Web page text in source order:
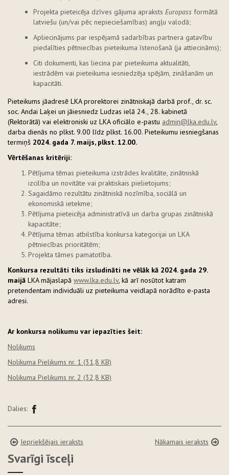
Projekta pieteicēja dzīves gājuma apraksts Europass formātā
latviešu (un/vai pēc nepieciešamības) angļu valodā;
Apliecinājums par iespējamā sadarbības partnera gatavību
piedalīties pētniecības pieteikuma īstenošanā (ja attiecināms);
Citi dokumenti, kas liecina par pieteikuma aktualitāti,
iestrādēm vai pieteikuma iesniedzēja spējām, zināšanām un
kapacitāti.
Pieteikums jāadresē LKA prorektorei zinātniskajā darbā prof., dr. sc.
soc. Andai Laķei un jāiesniedz Ludzas ielā 24., 28. kabinetā
(Rektorātā) vai elektroniski uz LKA oficiālo e-pastu admin@lka.edu.lv,
darba dienās no plkst. 9.00 līdz plkst. 16.00. Pieteikumu iesniegšanas
termiņš 2024. gada 7. maijs, plkst. 12.00.
Vērtēšanas kritēriji:
Pētījuma tēmas pieteikuma izstrādes kvalitāte, zinātniskā
izcilība un novitāte vai praktiskais pielietojums;
Sagaidāmo rezultātu zinātniskā nozīmība, sociālā un
ekonomiskā ietekme;
Pētījuma pieteicēja administratīvā un darba grupas zinātniskā
kapacitāte;
Pētījuma tēmas atbilstība konkursa kategorijai un LKA
pētniecības prioritātēm;
Projekta tāmes pamatotība.
Konkursa rezultāti tiks izsludināti ne vēlāk kā 2024. gada 29.
maijā LKA mājaslapā www.lka.edu.lv, kā arī nosūtot katram
pretendentam individuāli uz pieteikuma veidlapā norādīto e-pasta
adresi.
Ar konkursa nolikumu var iepazīties šeit:
Nolikums
Nolikuma Pielikums nr. 1 (31,8 KB)
Nolikuma Pielikums nr. 2 (32,8 KB)
Dalies:
Iepriekšējais ieraksts Nākamais ieraksts
Svarīgi īsceļi